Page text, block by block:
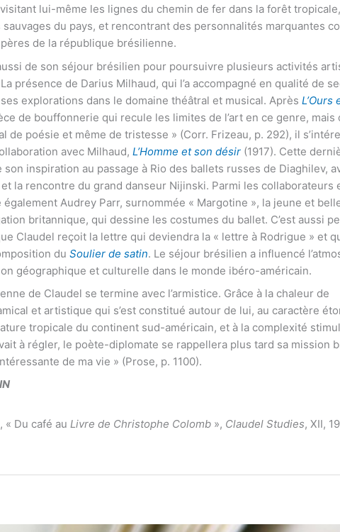
lui-même les lignes du chemin de fer dans la forêt
du pays, et rencontrant des personnalités marquantes
pères de la république brésilienne.
de son séjour brésilien pour poursuivre plusieurs activités
présence de Darius Milhaud, qui l’a accompagné en qualité de
ses explorations dans le domaine théâtral et musical. Après L’Ours
de bouffonnerie qui recule les limites de l’art en ce genre, mais
de poésie et même de tristesse » (Corr. Frizeau, p. 292), il
avec Milhaud, L’Homme et son désir (1917). Cette
inspiration au passage à Rio des ballets russes de Diaghilev,
et la rencontre du grand danseur Nijinski. Parmi les collaborateurs
Audrey Parr, surnommée « Margotine », la jeune et
britannique, qui dessine les costumes du ballet. C’est aussi
Claudel reçoit la lettre qui deviendra la « lettre à Rodrigue » et
du Soulier de satin. Le séjour brésilien a influencé
géographique et culturelle dans le monde ibéro-américain.
de Claudel se termine avec l’armistice. Grâce à la chaleur de
et artistique qui s’est constitué autour de lui, au caractère
tropicale du continent sud-américain, et à la complexité
à régler, le poète-diplomate se rappellera plus tard sa mission
de ma vie » (Prose, p. 1100).
« Du café au Livre de Christophe Colomb », Claudel Studies, XII,